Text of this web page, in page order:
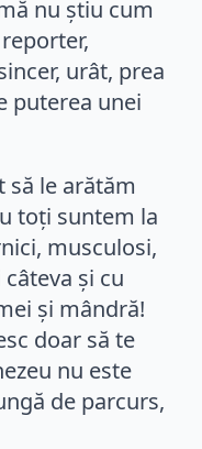
nu ştiu cum
urât, prea
puterea unei
să le arătăm
toţi suntem la
musculosi,
şi cu
şi mândră!
doar să te
nu este
de parcurs,